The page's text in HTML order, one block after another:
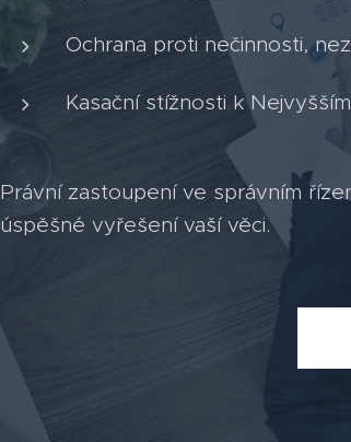
Ochrana proti nečinnosti,
Kasační stížnosti k
Právní zastoupení ve správním
úspěšné vyřešení vaší věci.